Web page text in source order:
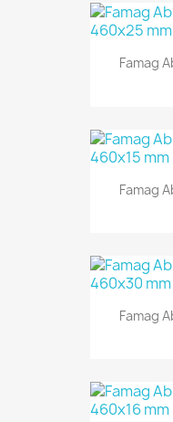
Famag
Famag
Famag